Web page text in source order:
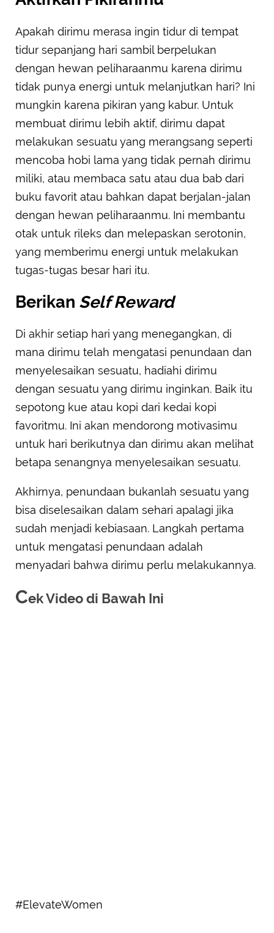
Apakah dirimu merasa ingin tidur di tempat
tidur sepanjang hari sambil berpelukan
dengan hewan peliharaanmu karena dirimu
tidak punya energi untuk melanjutkan hari? Ini
mungkin karena pikiran yang kabur. Untuk
membuat dirimu lebih aktif, dirimu dapat
melakukan sesuatu yang merangsang seperti
mencoba hobi lama yang tidak pernah dirimu
miliki, atau membaca satu atau dua bab dari
buku favorit atau bahkan dapat berjalan-jalan
dengan hewan peliharaanmu. Ini membantu
otak untuk rileks dan melepaskan serotonin,
yang memberimu energi untuk melakukan
tugas-tugas besar hari itu.
Berikan Self Reward
Di akhir setiap hari yang menegangkan, di
mana dirimu telah mengatasi penundaan dan
menyelesaikan sesuatu, hadiahi dirimu
dengan sesuatu yang dirimu inginkan. Baik itu
sepotong kue atau kopi dari kedai kopi
favoritmu. Ini akan mendorong motivasimu
untuk hari berikutnya dan dirimu akan melihat
betapa senangnya menyelesaikan sesuatu.
Akhirnya, penundaan bukanlah sesuatu yang
bisa diselesaikan dalam sehari apalagi jika
sudah menjadi kebiasaan. Langkah pertama
untuk mengatasi penundaan adalah
menyadari bahwa dirimu perlu melakukannya.
Cek Video di Bawah Ini
#ElevateWomen